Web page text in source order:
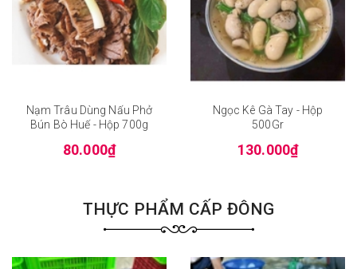
Nạm Trâu Dùng Nấu Phở
Bún Bò Huế - Hộp 700g
80.000₫
Ngọc Kê Gà Tay - Hộp
500Gr
130.000₫
THỰC PHẨM CẤP ĐÔNG